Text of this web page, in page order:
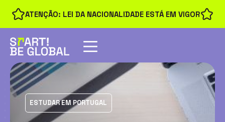
ATENÇÃO: LEI DA NACIONALIDADE ESTÁ EM VIGOR
ESTUDAR EM PORTUGAL